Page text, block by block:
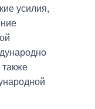
усилия,
также